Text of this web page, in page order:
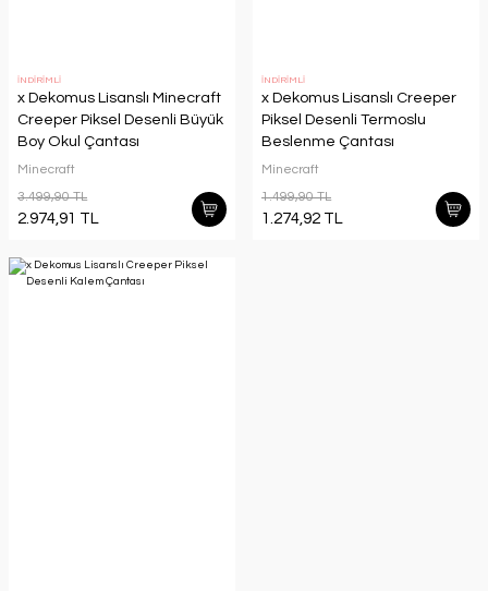
İNDİRİMLİ
x Dekomus Lisanslı Minecraft
Creeper Piksel Desenli Büyük
Boy Okul Çantası
Minecraft
3.499,90 TL
2.974,91 TL
İNDİRİMLİ
x Dekomus Lisanslı Creeper
Piksel Desenli Termoslu
Beslenme Çantası
Minecraft
1.499,90 TL
1.274,92 TL